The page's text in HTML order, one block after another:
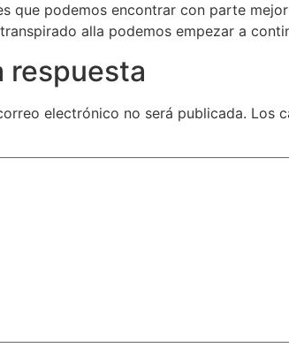
que podemos encontrar con parte
transpirado alla podemos empezar a
respuesta
electrónico no será publicada. Los